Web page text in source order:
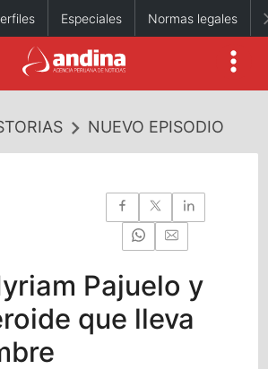
Especiales Normas legales
NUEVO EPISODIO
Pajuelo y
que lleva